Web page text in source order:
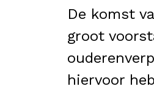
De komst
groot
hiervoor